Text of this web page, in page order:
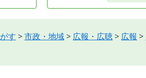
す >市政・地域> 広報・広聴> 広報 >